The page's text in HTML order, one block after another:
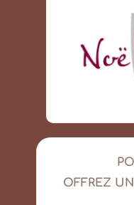
OFFREZ